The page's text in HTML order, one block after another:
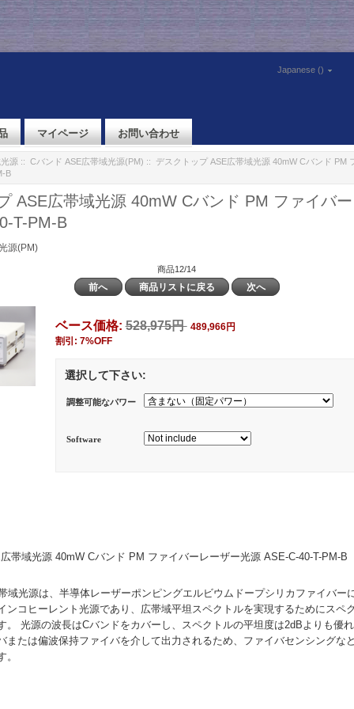
Japanese ()
マイページ お問い合わせ
源 :: Cバンド ASE広帯域光源(PM) :: デスクトップ ASE広帯域光源 40mW Cバンド PM
B
ASE広帯域光源 40mW Cバンド PM ファイバ
T-PM-B
源(PM)
商品12/14
前へ 商品リストに戻る 次へ
ベース価格:528,975円 489,966円
割引: 7%OFF
選択して下さい:
調整可能なパワー
Software
帯域光源 40mW Cバンド PM ファイバーレーザー光源 ASE-C-40-T-PM-B
域光源は、半導体レーザーポンピングエルビウムドープシリカファイバー
ンコヒーレント光源であり、広帯域平坦スペクトルを実現するためにスペ
。 光源の波長はCバンドをカバーし、スペクトルの平坦度は2dBよりも優
または偏波保持ファイバを介して出力されるため、ファイバセンシングな
。